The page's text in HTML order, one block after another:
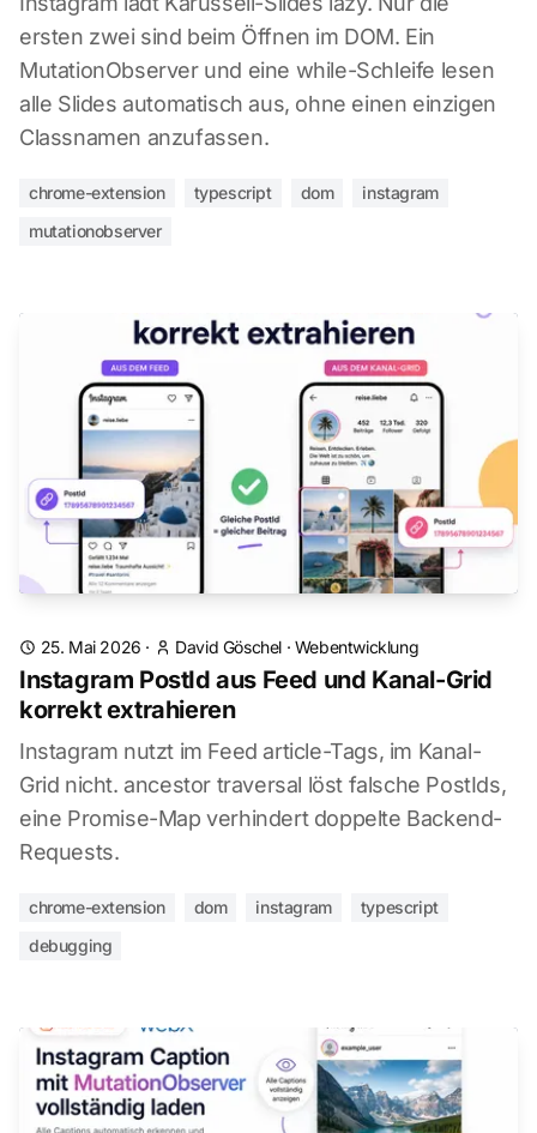
ersten zwei sind beim Öffnen im DOM. Ein
MutationObserver und eine while-Schleife lesen
alle Slides automatisch aus, ohne einen einzigen
Classnamen anzufassen.
chrome-extension typescript dom
instagram
mutationobserver
25. Mai 2026 · David Göschel · Webentwicklung
Instagram PostId aus Feed und Kanal-Grid
korrekt extrahieren
Instagram nutzt im Feed article-Tags, im Kanal-
Grid nicht. ancestor traversal löst falsche PostIds,
eine Promise-Map verhindert doppelte Backend-
Requests.
chrome-extension dom instagram
typescript
debugging